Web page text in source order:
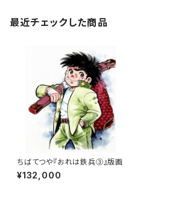
最近チェックした商品
ちばてつや『おれは鉄兵③』版画
¥132,000